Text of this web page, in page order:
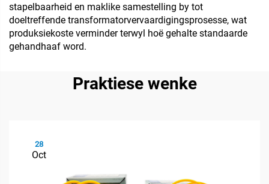
stapelbaarheid en maklike samestelling by tot
doeltreffende transformatorvervaardigingsprosesse, wat
produksiekoste verminder terwyl hoë gehalte standaarde
gehandhaaf word.
Praktiese wenke
28
Oct